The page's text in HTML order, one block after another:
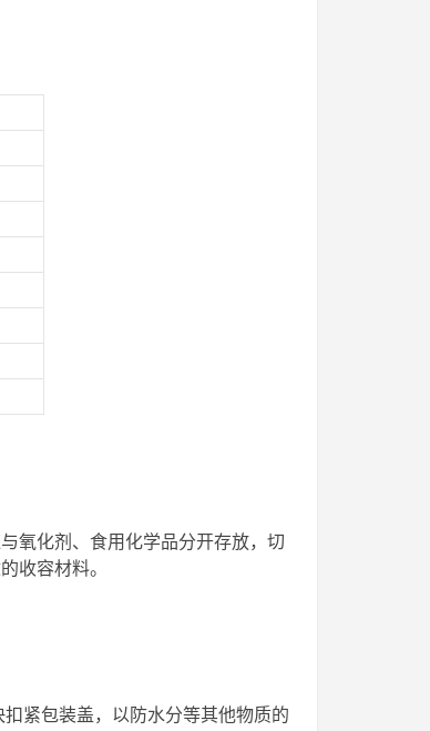
氧化剂、食用化学品分开存放，切
收容材料。
紧包装盖，以防水分等其他物质的